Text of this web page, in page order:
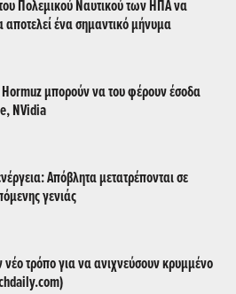
Πολεμικού Ναυτικού των ΗΠΑ να
αποτελεί ένα σημαντικό μήνυμα
μπορούν να του φέρουν έσοδα
NVidia
Απόβλητα μετατρέπονται σε
γενιάς
νέο τρόπο για να ανιχνεύσουν κρυμμένο